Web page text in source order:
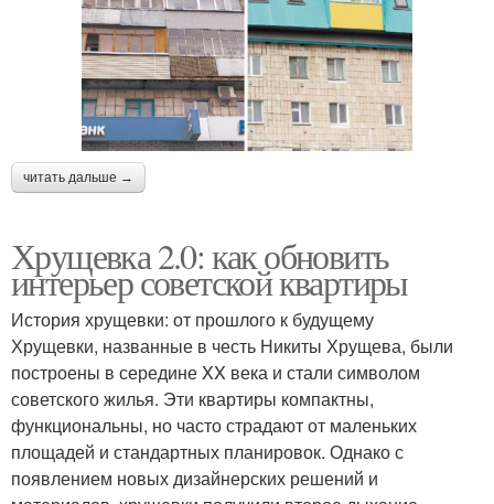
читать дальше →
Хрущевка 2.0: как обновить
интерьер советской квартиры
История хрущевки: от прошлого к будущему
Хрущевки, названные в честь Никиты Хрущева, были
построены в середине XX века и стали символом
советского жилья. Эти квартиры компактны,
функциональны, но часто страдают от маленьких
площадей и стандартных планировок. Однако с
появлением новых дизайнерских решений и